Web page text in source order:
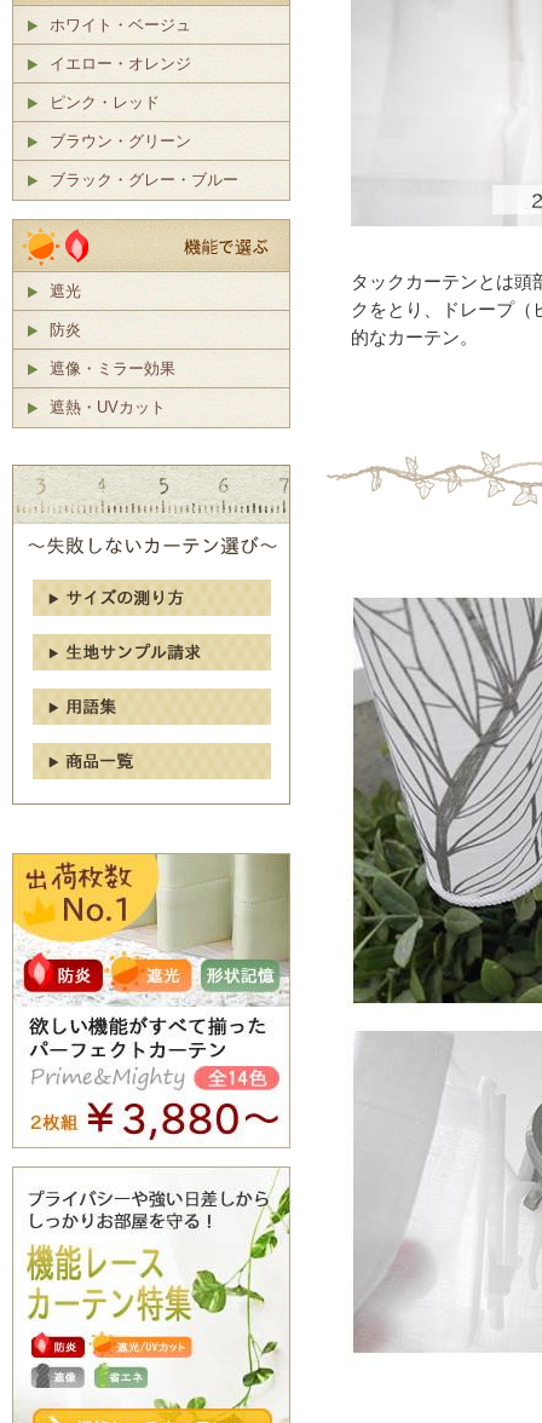
タックカーテンとは頭
クをとり、ドレープ（
的なカーテン。
ホワイト・ベージュ
イエロー・オレンジ
ピンク・レッド
ブラウン・グリーン
ブラック・グレー・ブルー
遮光
防炎
遮像・ミラー効果
遮熱・UVカット